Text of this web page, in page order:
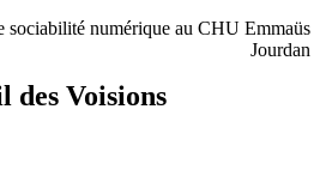
sociabilité numérique au CHU Emmaüs
Jourdan
des Voisions